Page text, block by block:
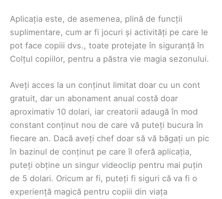
Aplicația este, de asemenea, plină de funcții
suplimentare, cum ar fi jocuri și activități pe care le
pot face copiii dvs., toate protejate în siguranță în
Colțul copiilor, pentru a păstra vie magia sezonului.
Aveți acces la un conținut limitat doar cu un cont
gratuit, dar un abonament anual costă doar
aproximativ 10 dolari, iar creatorii adaugă în mod
constant conținut nou de care vă puteți bucura în
fiecare an. Dacă aveți chef doar să vă băgați un pic
în bazinul de conținut pe care îl oferă aplicația,
puteți obține un singur videoclip pentru mai puțin
de 5 dolari. Oricum ar fi, puteți fi siguri că va fi o
experiență magică pentru copiii din viața